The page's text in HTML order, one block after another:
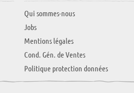
Qui sommes-nous
Jobs
Mentions légales
Cond. Gén. de Ventes
Politique protection données